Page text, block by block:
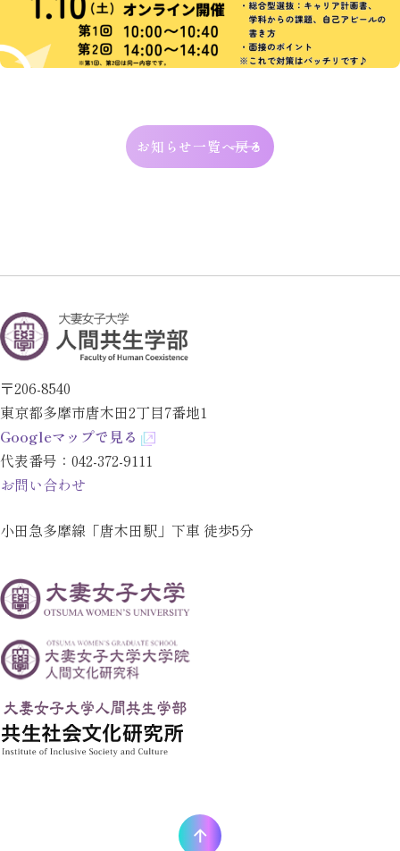
お知らせ一覧へ戻る
〒206-8540
東京都多摩市唐木田2丁目7番地1
Googleマップで見る
代表番号： 042-372-9111
お問い合わせ
小田急多摩線「唐木田駅」下車 徒歩5分